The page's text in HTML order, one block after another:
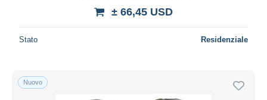
Residenza del venditore
± 66,45 USD
Stato Residenziale
Nuovo